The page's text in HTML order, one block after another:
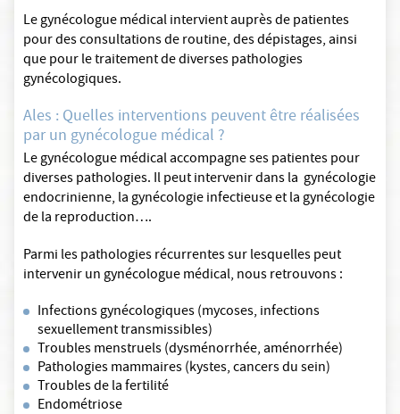
Le gynécologue médical intervient auprès de patientes
pour des consultations de routine, des dépistages, ainsi
que pour le traitement de diverses pathologies
gynécologiques.
Ales : Quelles interventions peuvent être réalisées
par un gynécologue médical ?
Le gynécologue médical accompagne ses patientes pour
diverses pathologies. Il peut intervenir dans la gynécologie
endocrinienne, la gynécologie infectieuse et la gynécologie
de la reproduction….
Parmi les pathologies récurrentes sur lesquelles peut
intervenir un gynécologue médical, nous retrouvons :
Infections gynécologiques (mycoses, infections
sexuellement transmissibles)
Troubles menstruels (dysménorrhée, aménorrhée)
Pathologies mammaires (kystes, cancers du sein)
Troubles de la fertilité
Endométriose